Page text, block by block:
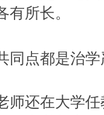
有所长。
同点都是治
师还在大学